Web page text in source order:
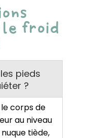
froid
pieds
?
le corps de
au niveau
tiède,